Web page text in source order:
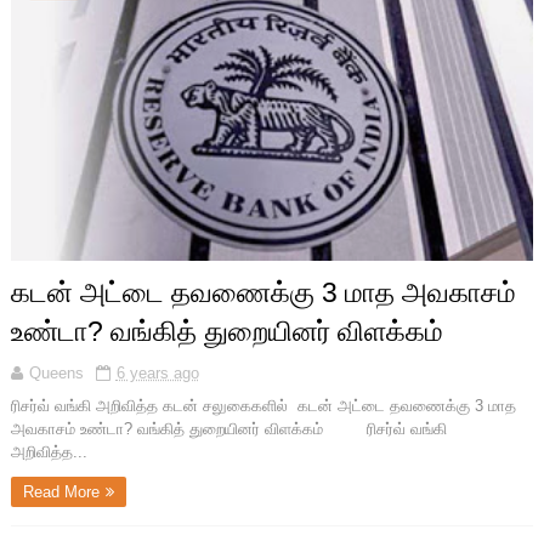
கடன் அட்டை தவணைக்கு 3 மாத அவகாசம்
உண்டா? வங்கித் துறையினர் விளக்கம்
Queens
6 years ago
ரிசர்வ் வங்கி அறிவித்த கடன் சலுகைகளில் கடன் அட்டை தவணைக்கு 3 மாத
அவகாசம் உண்டா? வங்கித் துறையினர் விளக்கம் ரிசர்வ் வங்கி
அறிவித்த...
Read More